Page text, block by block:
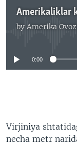
by Amerika
No
0:00
Virjiniya
necha metr